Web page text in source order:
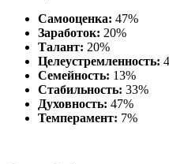
Самооценка: 47%
Заработок: 20%
Талант: 20%
Целеустремленность:
Семейность: 13%
Стабильность: 33%
Духовность: 47%
Темперамент: 7%